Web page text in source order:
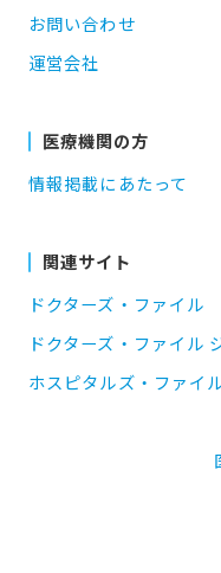
お問い合わせ
運営会社
医療機関の方
情報掲載にあたって
関連サイト
ドクターズ・ファイル
ドクターズ・ファイル
ホスピタルズ・ファイ